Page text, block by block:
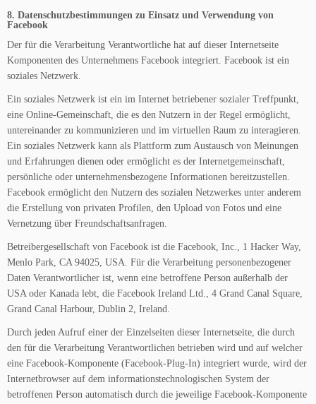
8. Datenschutzbestimmungen zu Einsatz und Verwendung von
Facebook
Der für die Verarbeitung Verantwortliche hat auf dieser Internetseite
Komponenten des Unternehmens Facebook integriert. Facebook ist ein
soziales Netzwerk.
Ein soziales Netzwerk ist ein im Internet betriebener sozialer Treffpunkt,
eine Online-Gemeinschaft, die es den Nutzern in der Regel ermöglicht,
untereinander zu kommunizieren und im virtuellen Raum zu interagieren.
Ein soziales Netzwerk kann als Plattform zum Austausch von Meinungen
und Erfahrungen dienen oder ermöglicht es der Internetgemeinschaft,
persönliche oder unternehmensbezogene Informationen bereitzustellen.
Facebook ermöglicht den Nutzern des sozialen Netzwerkes unter anderem
die Erstellung von privaten Profilen, den Upload von Fotos und eine
Vernetzung über Freundschaftsanfragen.
Betreibergesellschaft von Facebook ist die Facebook, Inc., 1 Hacker Way,
Menlo Park, CA 94025, USA. Für die Verarbeitung personenbezogener
Daten Verantwortlicher ist, wenn eine betroffene Person außerhalb der
USA oder Kanada lebt, die Facebook Ireland Ltd., 4 Grand Canal Square,
Grand Canal Harbour, Dublin 2, Ireland.
Durch jeden Aufruf einer der Einzelseiten dieser Internetseite, die durch
den für die Verarbeitung Verantwortlichen betrieben wird und auf welcher
eine Facebook-Komponente (Facebook-Plug-In) integriert wurde, wird der
Internetbrowser auf dem informationstechnologischen System der
betroffenen Person automatisch durch die jeweilige Facebook-Komponente